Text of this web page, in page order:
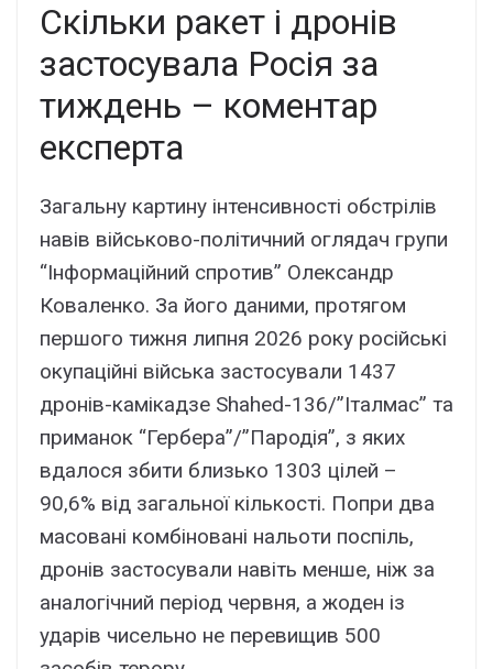
Скільки ракет і дронів
застосувала Росія за
тиждень – коментар
експерта
Загальну картину інтенсивності обстрілів
навів військово-політичний оглядач групи
“Інформаційний спротив” Олександр
Коваленко. За його даними, протягом
першого тижня липня 2026 року російські
окупаційні війська застосували 1437
дронів-камікадзе Shahed-136/”Італмас” та
приманок “Гербера”/”Пародія”, з яких
вдалося збити близько 1303 цілей –
90,6% від загальної кількості. Попри два
масовані комбіновані нальоти поспіль,
дронів застосували навіть менше, ніж за
аналогічний період червня, а жоден із
ударів чисельно не перевищив 500